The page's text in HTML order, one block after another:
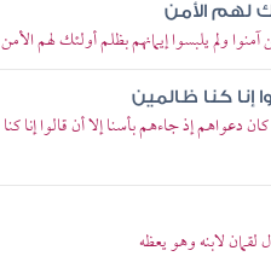
لهم الأمن
ولم يلبسوا إيمانهم بظلم أولئك لهم الأمن
إنا كنا ظالمين
دعواهم إذ جاءهم بأسنا إلا أن قالوا إنا كنا
لقمان لابنه وهو يعظه